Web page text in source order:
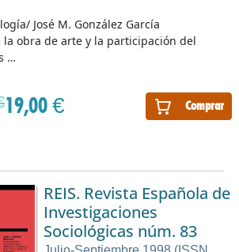
19,00 € Comprar
José M. González García
la obra de arte y la participación del
…
REIS. Revista Española de
Investigaciones
Sociológicas núm. 83